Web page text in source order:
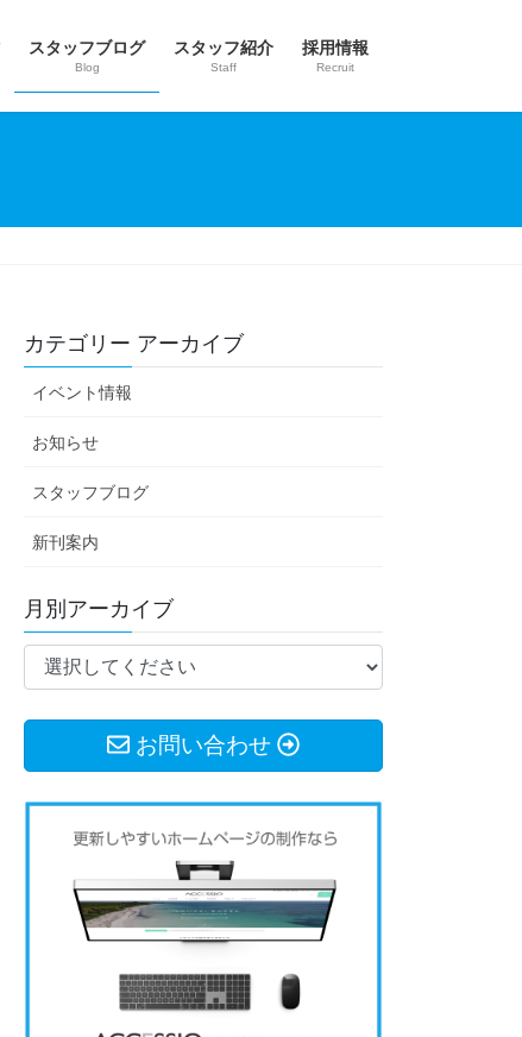
スタッフブログ
Blog
スタッフ紹介
Staff
採用情報
Recruit
カテゴリー アーカイブ
イベント情報
お知らせ
スタッフブログ
新刊案内
月別アーカイブ
お問い合わせ